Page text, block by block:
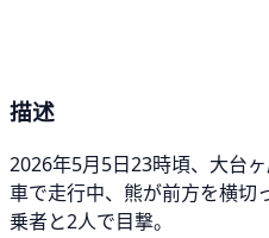
描述
2026年5月5日23時頃、大台
車で走行中、熊が前方を横切
乗者と2人で目撃。